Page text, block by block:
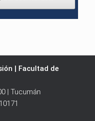
| Facultad de
| Tucumán